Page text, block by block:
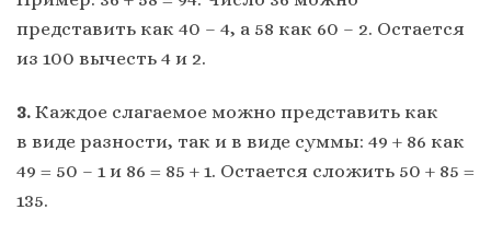
представить как 40 – 4, а 58 как 60 – 2. Остается
из 100 вычесть 4 и 2.
3. Каждое слагаемое можно представить как
в виде разности, так и в виде суммы: 49 + 86 как
49 = 50 – 1 и 86 = 85 + 1. Остается сложить 50 + 85 =
135.